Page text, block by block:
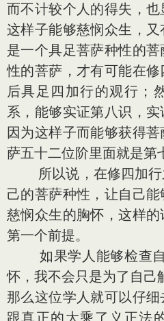
而不计较个人的得失，也
这样子能够慈悯众生，
是一个具足菩萨种性的
性的菩萨，才有可能在
后具足四加行的观行；
系，能够实证第八识，实
因为这样子而能够获得
萨五十二位阶里面就是第
所以说，在修四加行
己的菩萨种性，让自己能
慈悯众生的胸怀，这样
第一个前提。
如果学人能够检查自
怀，我不会只是为了自己
那么这位学人就可以仔细
跟真正的大乘了义正法